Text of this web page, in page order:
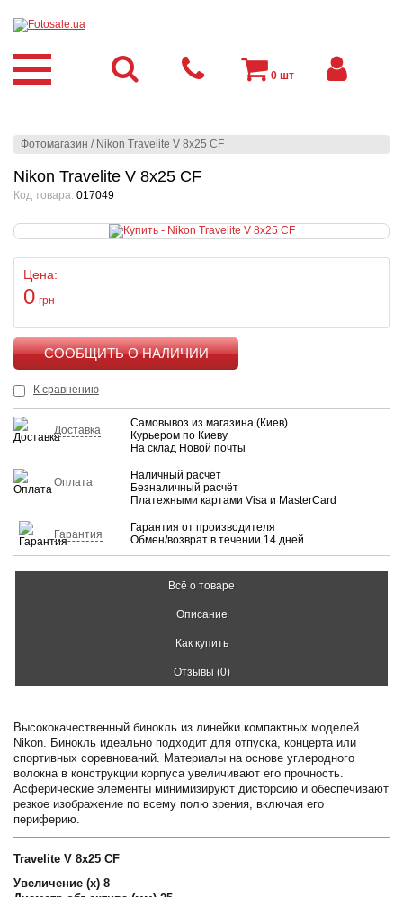
Фотомагазин / Nikon Travelite V 8x25 CF
Nikon Travelite V 8x25 CF
Код товара: 017049
Цена:
0 грн
К сравнению
Доставка
Самовывоз из магазина (Киев)
Курьером по Киеву
На склад Новой почты
Оплата
Наличный расчёт
Безналичный расчёт
Платежными картами Visa и MasterCard
Гарантия
Гарантия от производителя
Обмен/возврат в течении 14 дней
Всё о товаре
Описание
Как купить
Отзывы (0)
Высококачественный бинокль из линейки компактных моделей
Nikon. Бинокль идеально подходит для отпуска, концерта или
спортивных соревнований. Материалы на основе углеродного
волокна в конструкции корпуса увеличивают его прочность.
Асферические элементы минимизируют дисторсию и обеспечивают
резкое изображение по всему полю зрения, включая его
периферию.
Travelite V 8x25 CF
Увеличение (х) 8
0 шт